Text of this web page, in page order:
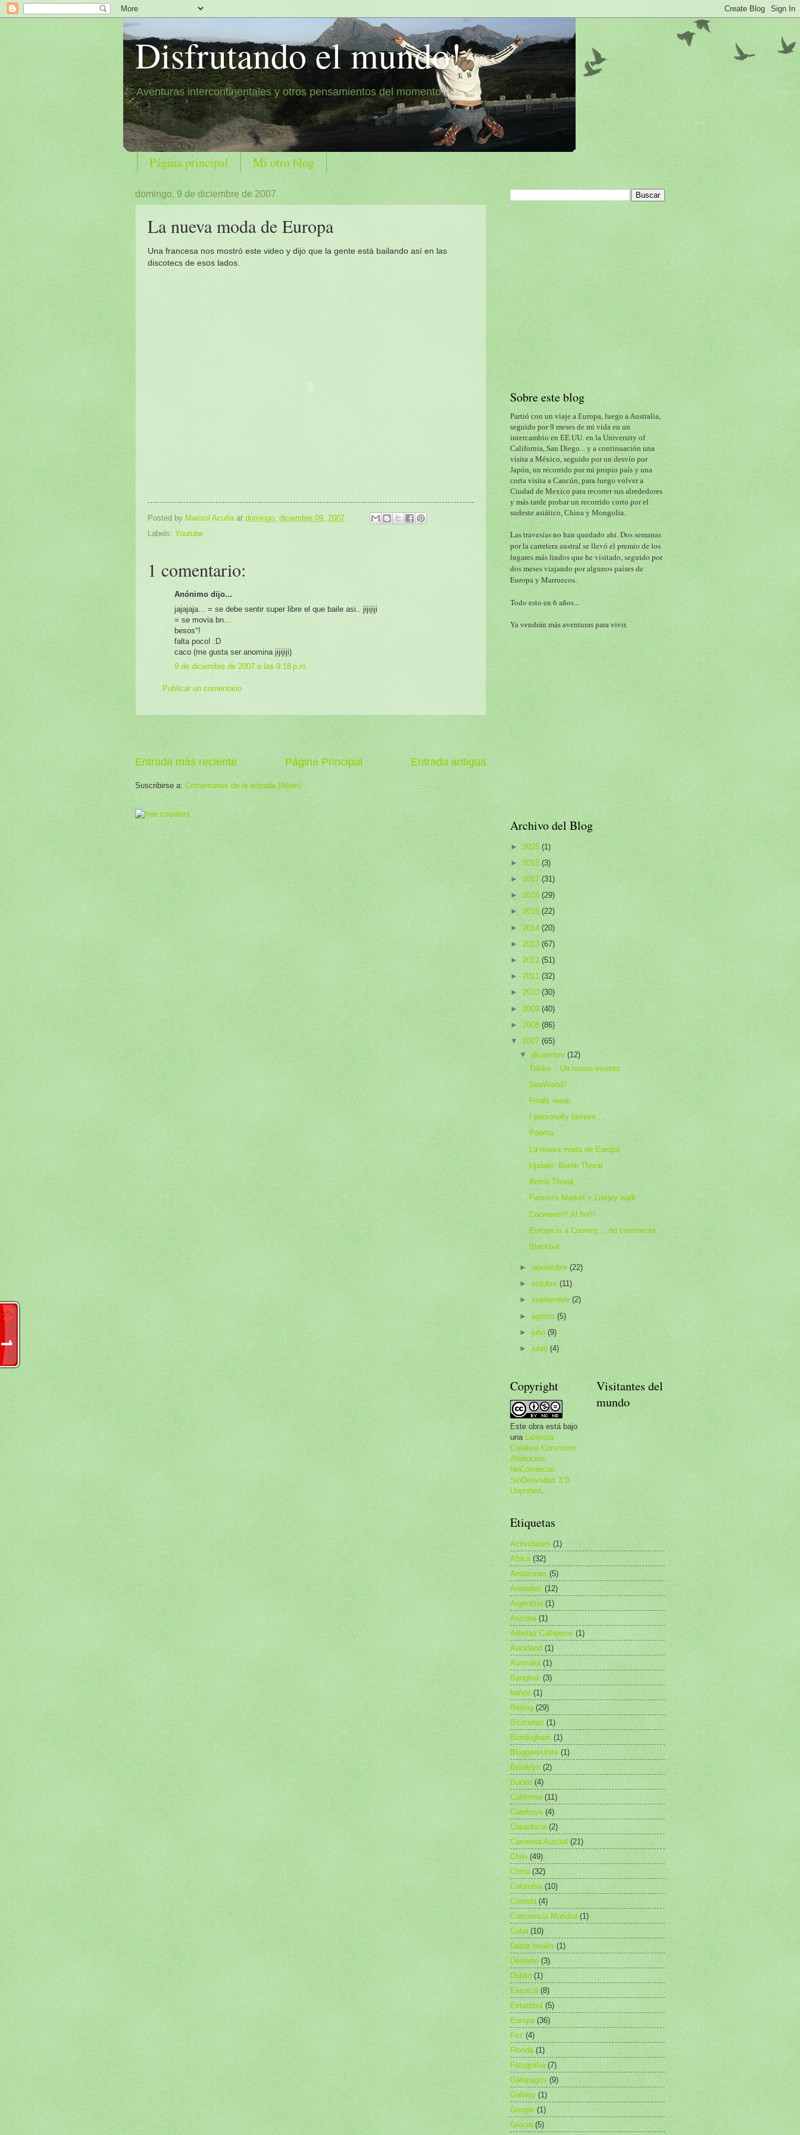
Disfrutando el mundo!
Aventuras intercontinentales y otros pensamientos del momento
Página principal Mi otro blog
domingo, 9 de diciembre de 2007
La nueva moda de Europa
Una francesa nos mostró este video y dijo que la gente está bailando así en las
discotecs de esos lados.
Posted by Marisol Acuña at domingo, diciembre 09, 2007
Labels: Youtube
1 comentario:
Anónimo dijo...
jajajaja... = se debe sentir super libre el que baile asi.. jijijiji
= se movia bn...
besos°!
falta poco! :D
caco (me gusta ser anomina jijijiji)
9 de diciembre de 2007 a las 9:18 p.m.
Publicar un comentario
Entrada más reciente Entrada antigua
Página Principal
Suscribirse a: Comentarios de la entrada (Atom)
Sobre este blog
Partió con un viaje a Europa, luego a Australia,
seguido por 9 meses de mi vida en un
intercambio en EE.UU. en la University of
California, San Diego... y a continuación una
visita a México, seguido por un desvío por
Japón, un recorrido por mi propio país y una
corta visita a Cancún, para luego volver a
Ciudad de Mexico para recorrer sus alrededores
y más tarde probar un recorrido corto por el
sudeste asiático, China y Mongolia.
Las travesías no han quedado ahí. Dos semanas
por la carretera austral se llevó el premio de los
lugares más lindos que he visitado, seguido por
dos meses viajando por algunos países de
Europa y Marruecos.
Todo esto en 6 años...
Ya vendrán más aventuras para vivir.
Archivo del Blog
► 2025 (1)
► 2018 (3)
► 2017 (31)
► 2016 (29)
► 2015 (22)
► 2014 (20)
► 2013 (67)
► 2012 (51)
► 2011 (32)
► 2010 (30)
► 2009 (40)
► 2008 (86)
▼ 2007 (65)
▼diciembre(12)
Trikke :: Un nuevo invento
SeaWorld!!
Finals week
I personally believe....
Poema
La nueva moda de Europa
Update: Bomb Threat
Bomb Threat
Farmer's Market + Library walk
Cocineee!!! Al fin!!!
Europe is a Country.... no comments
Blackout
►noviembre(22)
►octubre(11)
►septiembre(2)
►agosto(5)
►julio(9)
►junio(4)
Copyright
Este obra está bajo
una Licencia
Creative Commons
Atribución-
NoComercial-
SinDerivadas 3.0
Unported.
Visitantes del
mundo
Etiquetas
Actividades (1)
Africa (32)
Amazonas (5)
Animales (12)
Argentina (1)
Arizona (1)
Artistas Callejeros (1)
Auckland (1)
Australia (1)
Bangkok (3)
baños (1)
Beijing (29)
Bicicletas (1)
Birmingham (1)
BloggersUnite (1)
Brooklyn (2)
Buceo (4)
California (11)
Camboya (4)
Capadocia (2)
Carretera Austral (21)
Chile (49)
China (32)
Colombia (10)
Comida (4)
Conciencia Mundial (1)
Cuba (10)
Datos freaks (1)
Desierto (3)
Dublin (1)
Escocia (8)
Estambul (5)
Europa (36)
Fez (4)
Florida (1)
Fotografía (7)
Galapagos (9)
Galway (1)
Google (1)
Grecia (5)